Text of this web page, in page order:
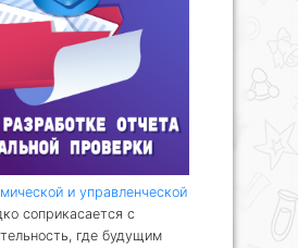
и управленческой
соприкасается с
где будущим